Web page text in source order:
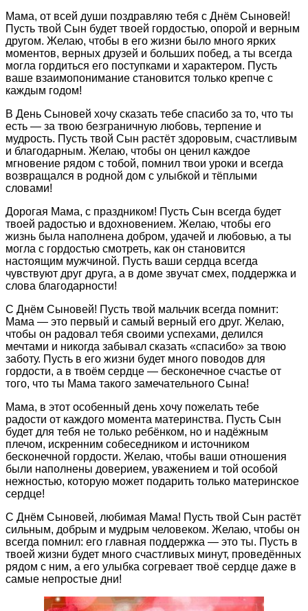
Мама, от всей души поздравляю тебя с Днём Сыновей!
Пусть твой Сын будет твоей гордостью, опорой и верным
другом. Желаю, чтобы в его жизни было много ярких
моментов, верных друзей и больших побед, а ты всегда
могла гордиться его поступками и характером. Пусть
ваше взаимопонимание становится только крепче с
каждым годом!
В День Сыновей хочу сказать тебе спасибо за то, что ты
есть — за твою безграничную любовь, терпение и
мудрость. Пусть твой Сын растёт здоровым, счастливым
и благодарным. Желаю, чтобы он ценил каждое
мгновение рядом с тобой, помнил твои уроки и всегда
возвращался в родной дом с улыбкой и тёплыми
словами!
Дорогая Мама, с праздником! Пусть Сын всегда будет
твоей радостью и вдохновением. Желаю, чтобы его
жизнь была наполнена добром, удачей и любовью, а ты
могла с гордостью смотреть, как он становится
настоящим мужчиной. Пусть ваши сердца всегда
чувствуют друг друга, а в доме звучат смех, поддержка и
слова благодарности!
С Днём Сыновей! Пусть твой мальчик всегда помнит:
Мама — это первый и самый верный его друг. Желаю,
чтобы он радовал тебя своими успехами, делился
мечтами и никогда забывал сказать «спасибо» за твою
заботу. Пусть в его жизни будет много поводов для
гордости, а в твоём сердце — бесконечное счастье от
того, что ты Мама такого замечательного Сына!
Мама, в этот особенный день хочу пожелать тебе
радости от каждого момента материнства. Пусть Сын
будет для тебя не только ребёнком, но и надёжным
плечом, искренним собеседником и источником
бесконечной гордости. Желаю, чтобы ваши отношения
были наполнены доверием, уважением и той особой
нежностью, которую может подарить только материнское
сердце!
С Днём Сыновей, любимая Мама! Пусть твой Сын растёт
сильным, добрым и мудрым человеком. Желаю, чтобы он
всегда помнил: его главная поддержка — это ты. Пусть в
твоей жизни будет много счастливых минут, проведённых
рядом с ним, а его улыбка согревает твоё сердце даже в
самые непростые дни!